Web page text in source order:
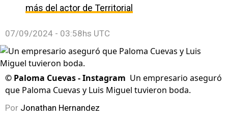
más del actor de Territorial
07/09/2024 - 03:58hs UTC
© Paloma Cuevas - Instagram Un empresario aseguró
que Paloma Cuevas y Luis Miguel tuvieron boda.
Por Jonathan Hernandez